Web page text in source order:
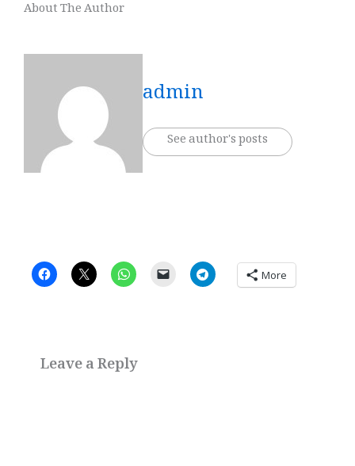
About The Author
admin
See author's posts
More
Leave a Reply